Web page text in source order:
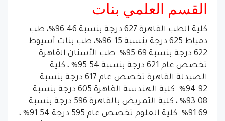
القسم العلمي بنات
كلية الطب القاهرة 627 درجة بنسبة 96.46%، طب
دمياط 625 درجة بنسبة 96.15%، طب بنات أسيوط
622 درجة بنسبة 95.69%. طب الأسنان القاهرة
تخصص عام 621 درجة بنسبة 95.54% ، كلية
الصيدلة القاهرة تخصص عام 617 درجة بنسبة
94.92%. كلية الهندسة القاهرة 605 درجة بنسبة
93.08% ، كلية التمريض بالقاهرة 596 درجة بنسبة
91.69%. كلية العلوم تخصص عام 595 درجة 91.54% ،